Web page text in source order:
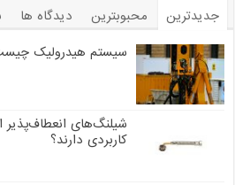
جدیدترین محبوبترین دیدگاه ها
سیستم هیدرولیک
شیلنگ‌های
کاربردی دارند؟